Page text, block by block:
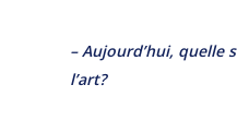
– Aujourd’hui,
l’art?